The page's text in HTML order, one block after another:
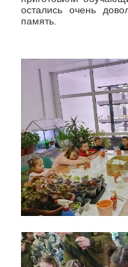
остались очень
память.